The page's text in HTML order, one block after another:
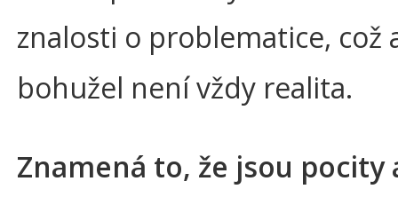
znalosti o problematice, což
bohužel není vždy realita.
Znamená to, že jsou pocity